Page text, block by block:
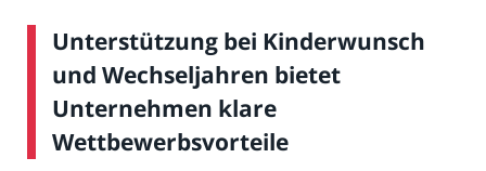
Unterstützung bei Kinderwunsch
und Wechseljahren bietet
Unternehmen klare
Wettbewerbsvorteile